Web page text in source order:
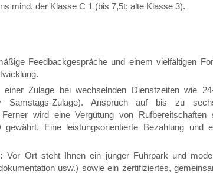
mind. der Klasse C 1 (bis 7,5t; alte Klasse 3).
Feedbackgespräche und einem vielfältigen
einer Zulage bei wechselnden Dienstzeiten wie
Samstags-Zulage). Anspruch auf bis zu
wird eine Vergütung von Rufbereitschaften
Eine leistungsorientierte Bezahlung und
Vor Ort steht Ihnen ein junger Fuhrpark und
usw.) sowie ein zertifiziertes,